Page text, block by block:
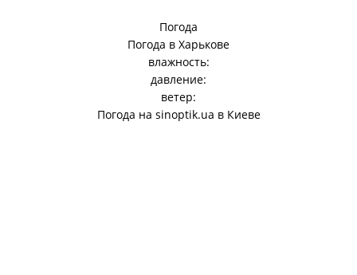
Погода
Погода в Харькове
влажность:
давление:
ветер:
Погода на sinoptik.ua в Киеве